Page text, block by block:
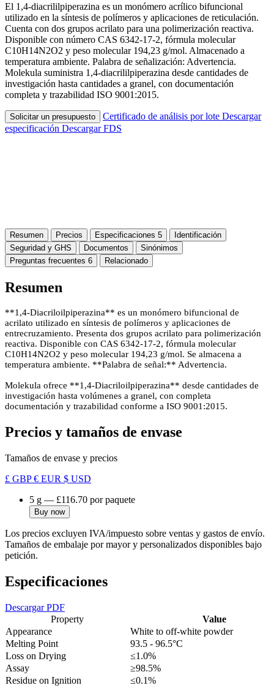
El 1,4-diacrililpiperazina es un monómero acrílico bifuncional
utilizado en la síntesis de polímeros y aplicaciones de reticulación.
Cuenta con dos grupos acrilato para una polimerización reactiva.
Disponible con número CAS 6342-17-2, fórmula molecular
C10H14N2O2 y peso molecular 194,23 g/mol. Almacenado a
temperatura ambiente. Palabra de señalización: Advertencia.
Molekula suministra 1,4-diacrililpiperazina desde cantidades de
investigación hasta cantidades a granel, con documentación
completa y trazabilidad ISO 9001:2015.
Solicitar un presupuesto Certificado de análisis por lote Descargar
especificación Descargar FDS
Resumen Precios Especificaciones 5
Identificación
Seguridad y GHS
Documentos
Sinónimos
Preguntas frecuentes 6 Relacionado
Resumen
**1,4-Diacriloilpiperazina** es un monómero bifuncional de
acrilato utilizado en síntesis de polímeros y aplicaciones de
entrecruzamiento. Presenta dos grupos acrilato para polimerización
reactiva. Disponible con CAS 6342-17-2, fórmula molecular
C10H14N2O2 y peso molecular 194,23 g/mol. Se almacena a
temperatura ambiente. **Palabra de señal:** Advertencia.
Molekula ofrece **1,4-Diacriloilpiperazina** desde cantidades de
investigación hasta volúmenes a granel, con completa
documentación y trazabilidad conforme a ISO 9001:2015.
Precios y tamaños de envase
Tamaños de envase y precios
£ GBP€ EUR $ USD
5 g — £116.70 por paquete
Buy now
Los precios excluyen IVA/impuesto sobre ventas y gastos de envío.
Tamaños de embalaje por mayor y personalizados disponibles bajo
petición.
Especificaciones
Descargar PDF
Property
Value
Appearance
White to off-white powder
Melting Point
93.5 - 96.5°C
Loss on Drying
≤1.0%
Assay
≥98.5%
Residue on Ignition
≤0.1%